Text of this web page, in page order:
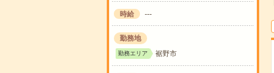
時給 ---
勤務地
勤務エリア 裾野市